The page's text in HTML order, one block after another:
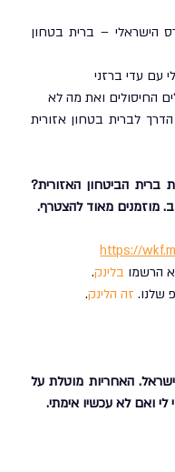
עם עדי ברזני
החיסולים ואת מה לא
מוזמנים מאוד להצטרף.
https://
הרשמו בלינק.
שלנו. זה הלינק.
ואם לא עכשיו אימתי.